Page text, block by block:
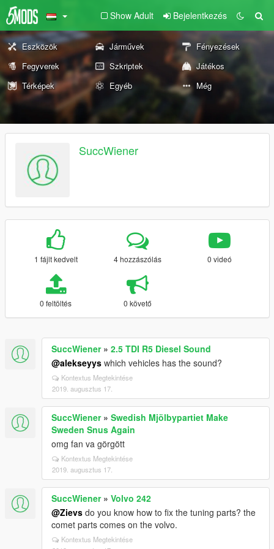
Show Adult Bejelentkezés
Eszközök Járművek
Fényezések
Fegyverek
Szkriptek
Játékos
Térképek
Egyéb Még
SuccWiener
1 fájlt kedvelt 4 hozzászólás 0 videó
0 feltöltés 0 követő
SuccWiener» 2.5 TDI R5 Diesel Sound
@alekseyys which vehicles has the sound?
Kontextus Megtekintése
2019. augusztus 17.
SuccWiener» Swedish Mjölbypartiet Make
Sweden Snus Again
omg fan va görgött
Kontextus Megtekintése
2019. augusztus 17.
SuccWiener» Volvo 242
@Zievs do you know how to fix the tuning parts? the
comet parts comes on the volvo.
Kontextus Megtekintése